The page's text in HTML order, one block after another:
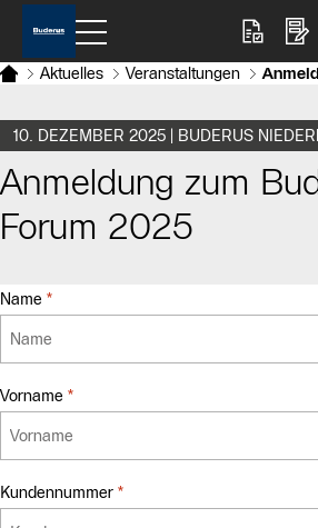
Aktuelles Veranstaltungen
10. DEZEMBER 2025 | BUDERUS
Anmeldung zum
Forum 2025
Name *
Vorname *
Kundennummer *